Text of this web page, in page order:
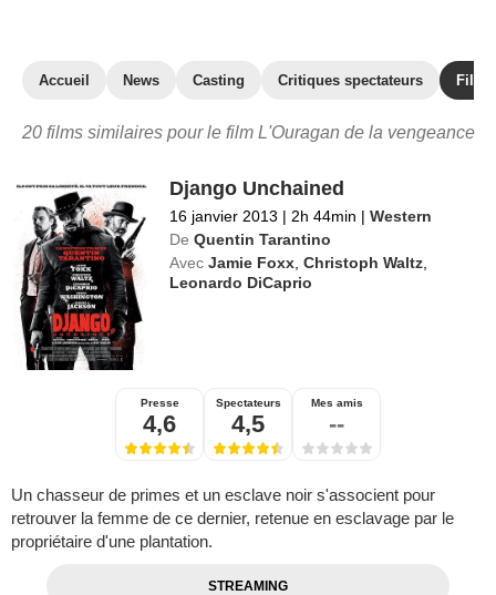
Accueil News Casting Critiques spectateurs
20 films similaires pour le film L'Ouragan de la vengeance
Django Unchained
16 janvier 2013 | 2h 44min | Western
De Quentin Tarantino
Avec Jamie Foxx ,Christoph Waltz
Leonardo DiCaprio
Presse
4,6
Spectateurs
4,5
Mes amis
--
Un chasseur de primes et un esclave noir s'associent pour
retrouver la femme de ce dernier, retenue en esclavage par le
propriétaire d'une plantation.
STREAMING